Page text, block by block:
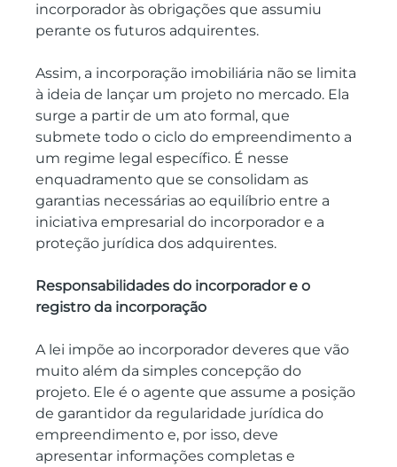
incorporador às obrigações que assumiu
perante os futuros adquirentes.
Assim, a incorporação imobiliária não se limita
à ideia de lançar um projeto no mercado. Ela
surge a partir de um ato formal, que
submete todo o ciclo do empreendimento a
um regime legal específico. É nesse
enquadramento que se consolidam as
garantias necessárias ao equilíbrio entre a
iniciativa empresarial do incorporador e a
proteção jurídica dos adquirentes.
Responsabilidades do incorporador e o
registro da incorporação
A lei impõe ao incorporador deveres que vão
muito além da simples concepção do
projeto. Ele é o agente que assume a posição
de garantidor da regularidade jurídica do
empreendimento e, por isso, deve
apresentar informações completas e